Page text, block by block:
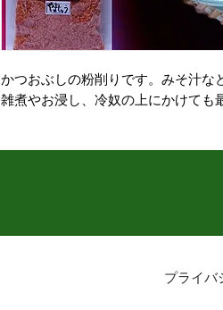
かつおぶしの粉削りです。みそ汁な
雑煮やお浸し、冷奴の上にかけても
プライバ